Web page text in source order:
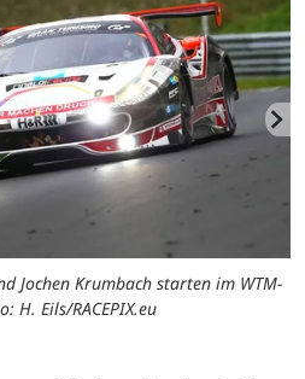
Jochen Krumbach starten im WTM-
H. Eils/RACEPIX.eu